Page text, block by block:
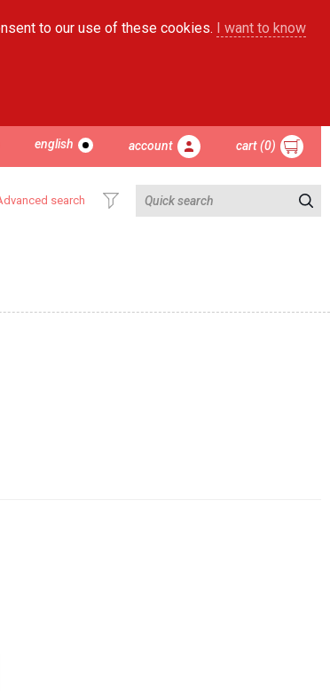
to our use of these cookies. I want to know
english account cart (0)
search